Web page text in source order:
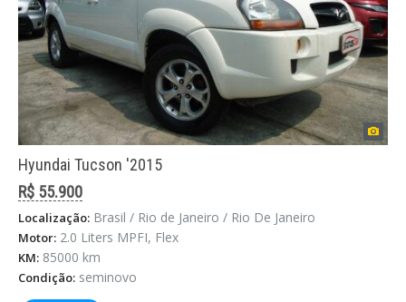
Hyundai Tucson '2015
R$ 55.900
Localização: Brasil / Rio de Janeiro / Rio De Janeiro
Motor: 2.0 Liters MPFI, Flex
KM: 85000 km
Condição: seminovo